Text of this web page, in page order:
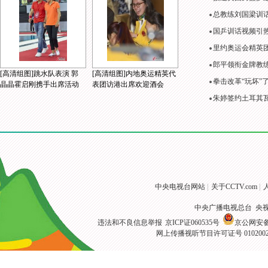
[高清组图]跳水队表演 郭
晶晶霍启刚携手出席活动
[高清组图]内地奥运精英代
表团访港出席欢迎酒会
总教练刘国梁训
国乒训话视频引
里约奥运会精英
郎平领衔金牌教
拳击改革“玩坏”
朱婷签约土耳其
中央电视台网站 关于CCTV.com
中央广播电视总台 央
违法和不良信息举报 京ICP证060535号
京公网安
网上传播视听节目许可证号